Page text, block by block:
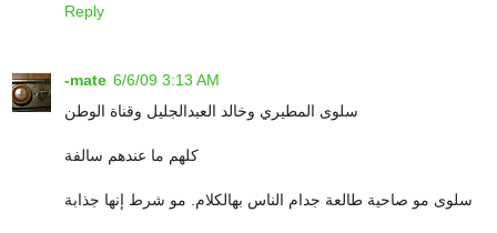
Reply
-mate 6/6/09 3:13 AM
سلوى المطيري وخالد العبدالجليل وقناة الوطن
كلهم ما عندهم سالفة
سلوى مو صاحية طالعة جدام الناس بهالكلام. مو شرط إنها جذابة